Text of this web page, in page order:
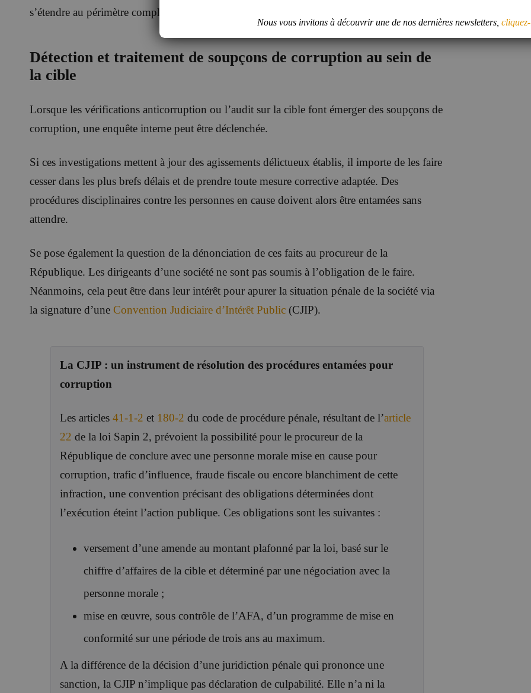
s’étendre au périmètre complet de la société issue de l’opération.
Détection et traitement de soupçons de corruption au sein de
la cible
Lorsque les vérifications anticorruption ou l’audit sur la cible font émerger des soupçons de
corruption, une enquête interne peut être déclenchée.
Si ces investigations mettent à jour des agissements délictueux établis, il importe de les faire
cesser dans les plus brefs délais et de prendre toute mesure corrective adaptée. Des
procédures disciplinaires contre les personnes en cause doivent alors être entamées sans
attendre.
Se pose également la question de la dénonciation de ces faits au procureur de la
République. Les dirigeants d’une société ne sont pas soumis à l’obligation de le faire.
Néanmoins, cela peut être dans leur intérêt pour apurer la situation pénale de la société via
la signature d’une Convention Judiciaire d’Intérêt Public (CJIP).
La CJIP : un instrument de résolution des procédures entamées pour
corruption
Les articles 41-1-2 et 180-2 du code de procédure pénale, résultant de l’article
22 de la loi Sapin 2, prévoient la possibilité pour le procureur de la
République de conclure avec une personne morale mise en cause pour
corruption, trafic d’influence, fraude fiscale ou encore blanchiment de cette
infraction, une convention précisant des obligations déterminées dont
l’exécution éteint l’action publique. Ces obligations sont les suivantes :
versement d’une amende au montant plafonné par la loi, basé sur le
chiffre d’affaires de la cible et déterminé par une négociation avec la
personne morale ;
mise en œuvre, sous contrôle de l’AFA, d’un programme de mise en
conformité sur une période de trois ans au maximum.
A la différence de la décision d’une juridiction pénale qui prononce une
sanction, la CJIP n’implique pas déclaration de culpabilité. Elle n’a ni la
Nous vous invitons à découvrir une de nos dernières newsletters,